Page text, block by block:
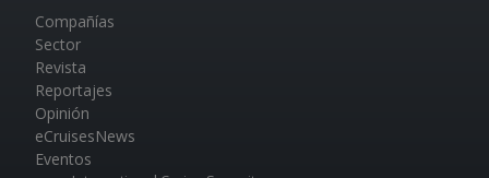
Compañías
Sector
Revista
Reportajes
Opinión
eCruisesNews
Eventos